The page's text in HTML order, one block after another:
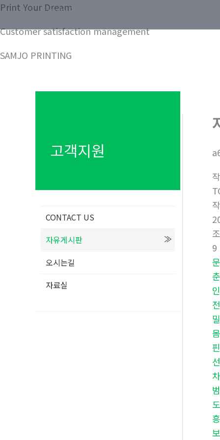
콘
츠
건
Samjo Printing Co. LTD.
Print Your Dream
Customer satisfaction management
SAMJO PRINTING
고객지원
CONTACT US
자유게시판
오시는길
자료실
9